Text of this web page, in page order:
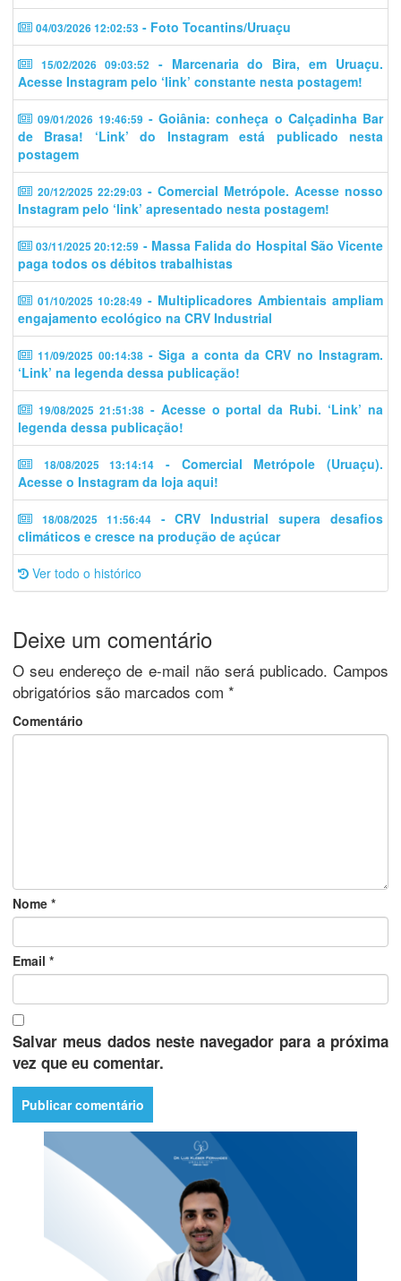
04/03/2026 12:02:53 - Foto Tocantins/Uruaçu
15/02/2026 09:03:52
- Marcenaria do Bira, em Uruaçu.
Acesse Instagram pelo ‘link’ constante nesta postagem!
09/01/2026 19:46:59 - Goiânia: conheça o Calçadinha Bar
de Brasa! ‘Link’ do Instagram está publicado nesta
postagem
20/12/2025 22:29:03 - Comercial Metrópole. Acesse nosso
Instagram pelo ‘link’ apresentado nesta postagem!
03/11/2025 20:12:59 - Massa Falida do Hospital São Vicente
paga todos os débitos trabalhistas
01/10/2025 10:28:49 - Multiplicadores Ambientais ampliam
engajamento ecológico na CRV Industrial
11/09/2025 00:14:38- Siga a conta da CRV no Instagram.
‘Link’ na legenda dessa publicação!
19/08/2025 21:51:38- Acesse o portal da Rubi. ‘Link’ na
legenda dessa publicação!
18/08/2025 13:14:14
- Comercial Metrópole (Uruaçu).
Acesse o Instagram da loja aqui!
18/08/2025 11:56:44- CRV Industrial supera desafios
climáticos e cresce na produção de açúcar
Ver todo o histórico
Deixe um comentário
O seu endereço de e-mail não será publicado. Campos
obrigatórios são marcados com *
Comentário
Nome *
Email *
Salvar meus dados neste navegador para a próxima
vez que eu comentar.